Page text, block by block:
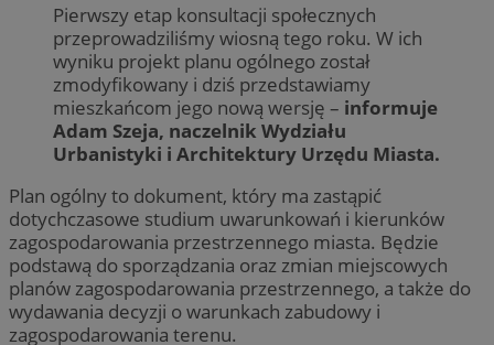
Pierwszy etap konsultacji społecznych
przeprowadziliśmy wiosną tego roku. W ich
wyniku projekt planu ogólnego został
zmodyfikowany i dziś przedstawiamy
mieszkańcom jego nową wersję – informuje
Adam Szeja, naczelnik Wydziału
Urbanistyki i Architektury Urzędu Miasta.
Plan ogólny to dokument, który ma zastąpić
dotychczasowe studium uwarunkowań i kierunków
zagospodarowania przestrzennego miasta. Będzie
podstawą do sporządzania oraz zmian miejscowych
planów zagospodarowania przestrzennego, a także do
wydawania decyzji o warunkach zabudowy i
zagospodarowania terenu.